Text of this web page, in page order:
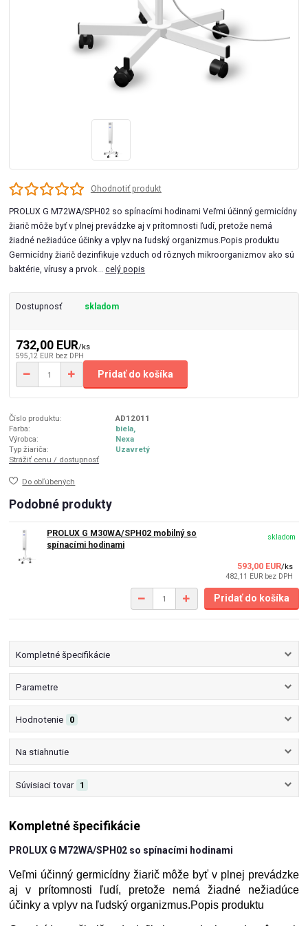
Ohodnotiť produkt
PROLUX G M72WA/SPH02 so spínacími hodinami Veľmi účinný germicídny
žiarič môže byť v plnej prevádzke aj v prítomnosti ľudí, pretože nemá
žiadné nežiadúce účinky a vplyv na ľudský organizmus.Popis produktu
Germicídny žiarič dezinfikuje vzduch od rôznych mikroorganizmov ako sú
baktérie, vírusy a prvok...celý popis
Dostupnosť skladom
732,00 EUR/ks
595,12 EUR bez DPH
Pridať do košíka
Číslo produktu:
AD12011
Farba:
biela,
Výrobca:
Nexa
Typ žiariča:
Uzavretý
Strážiť cenu / dostupnosť
Do obľúbených
Podobné produkty
PROLUX G M30WA/SPH02 mobilný so
spínacími hodinami
593,00 EUR/ks
482,11 EUR bez DPH
skladom
Pridať do košíka
Kompletné špecifikácie
Parametre
Hodnotenie 0
Na stiahnutie
Súvisiaci tovar 1
Kompletné špecifikácie
PROLUX G M72WA/SPH02 so spínacími hodinami
Veľmi účinný germicídny žiarič môže byť v plnej prevádzke
aj v prítomnosti ľudí, pretože nemá žiadné nežiadúce
účinky a vplyv na ľudský organizmus.Popis produktu